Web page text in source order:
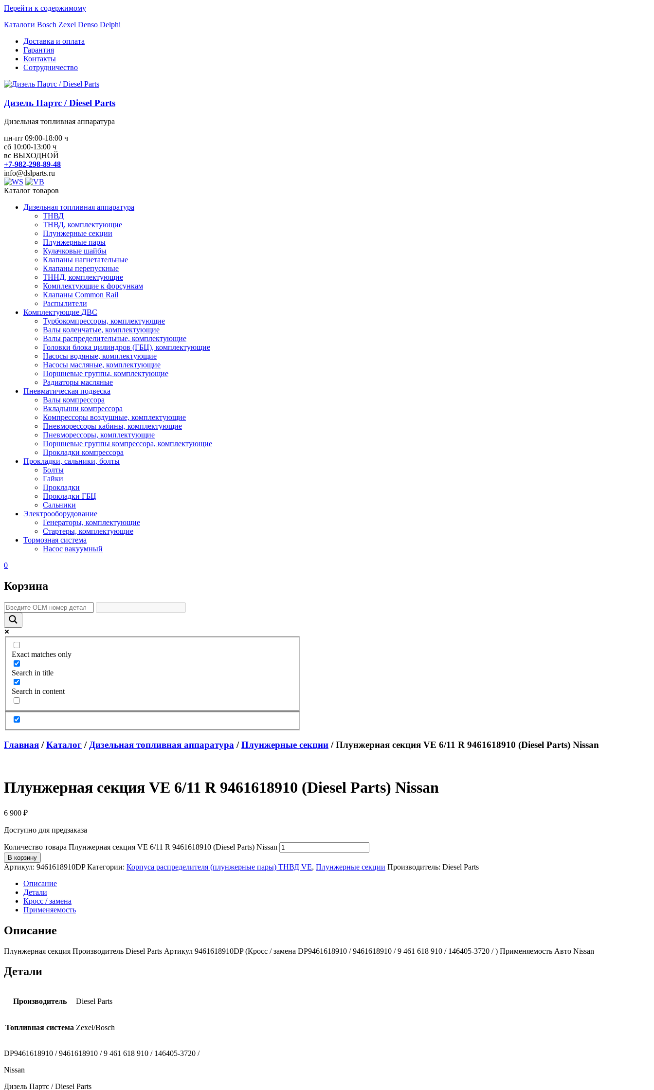
Перейти к содержимому
Каталоги Bosch Zexel Denso Delphi
Доставка и оплата
Гарантия
Контакты
Сотрудничество
Дизель Партс / Diesel Parts
Дизельная топливная аппаратура
пн-пт 09:00-18:00 ч
сб 10:00-13:00 ч
вс ВЫХОДНОЙ
+7-982-298-89-48
info@dslparts.ru
Каталог товаров
Дизельная топливная аппаратура
ТНВД
ТНВД, комплектующие
Плунжерные секции
Плунжерные пары
Кулачковые шайбы
Клапаны нагнетательные
Клапаны перепускные
ТННД, комплектующие
Комплектующие к форсункам
Клапаны Common Rail
Распылители
Комплектующие ДВС
Турбокомпрессоры, комплектующие
Валы коленчатые, комплектующие
Валы распределительные, комплектующие
Головки блока цилиндров (ГБЦ), комплектующие
Насосы водяные, комплектующие
Насосы масляные, комплектующие
Поршневые группы, комплектующие
Радиаторы масляные
Пневматическая подвеска
Валы компрессора
Вкладыши компрессора
Компрессоры воздушные, комплектующие
Пневморессоры кабины, комплектующие
Пневморессоры, комплектующие
Поршневые группы компрессора, комплектующие
Прокладки компрессора
Прокладки, сальники, болты
Болты
Гайки
Прокладки
Прокладки ГБЦ
Сальники
Электрооборудование
Генераторы, комплектующие
Стартеры, комплектующие
Тормозная система
Насос вакуумный
0
Корзина
Exact matches only
Search in title
Search in content
Главная /Каталог / Дизельная топливная аппаратура /Плунжерные секции / Плунжерная секция VE 6/11 R 9461618910 (Diesel Parts) Nissan
Плунжерная секция VE 6/11 R 9461618910 (Diesel Parts) Nissan
6 900 ₽
Доступно для предзаказа
Количество товара Плунжерная секция VE 6/11 R 9461618910 (Diesel Parts) Nissan
В корзину
Артикул: 9461618910DP Категории: Корпуса распределителя (плунжерные пары) ТНВД VE, Плунжерные секции Производитель: Diesel Parts
Описание
Детали
Кросс / замена
Применяемость
Описание
Плунжерная секция Производитель Diesel Parts Артикул 9461618910DP (Кросс / замена DP9461618910 / 9461618910 / 9 461 618 910 / 146405-3720 / ) Применяемость Авто Nissan
Детали
Производитель Diesel Parts
Топливная система Zexel/Bosch
DP9461618910 / 9461618910 / 9 461 618 910 / 146405-3720 /
Nissan
Дизель Партс / Diesel Parts